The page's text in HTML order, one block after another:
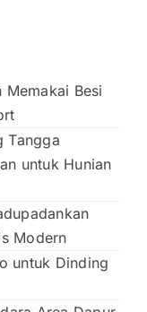
Besi
Tangga
untuk Hunian
Modern
untuk Dinding